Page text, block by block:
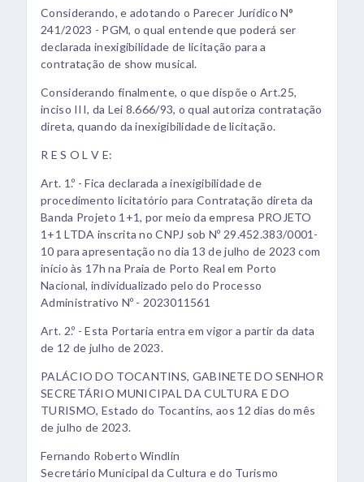
Considerando, e adotando o Parecer Jurídico N°
241/2023 - PGM, o qual entende que poderá ser
declarada inexigibilidade de licitação para a
contratação de show musical.
Considerando finalmente, o que dispõe o Art.25,
inciso III, da Lei 8.666/93, o qual autoriza contratação
direta, quando da inexigibilidade de licitação.
R E S O L V E:
Art. 1.º - Fica declarada a inexigibilidade de
procedimento licitatório para Contratação direta da
Banda Projeto 1+1, por meio da empresa PROJETO
1+1 LTDA inscrita no CNPJ sob Nº 29.452.383/0001-
10 para apresentação no dia 13 de julho de 2023 com
início às 17h na Praia de Porto Real em Porto
Nacional, individualizado pelo do Processo
Administrativo Nº - 2023011561
Art. 2.º - Esta Portaria entra em vigor a partir da data
de 12 de julho de 2023.
PALÁCIO DO TOCANTINS, GABINETE DO SENHOR
SECRETÁRIO MUNICIPAL DA CULTURA E DO
TURISMO, Estado do Tocantins, aos 12 dias do mês
de julho de 2023.
Fernando Roberto Windlin
Secretário Municipal da Cultura e do Turismo